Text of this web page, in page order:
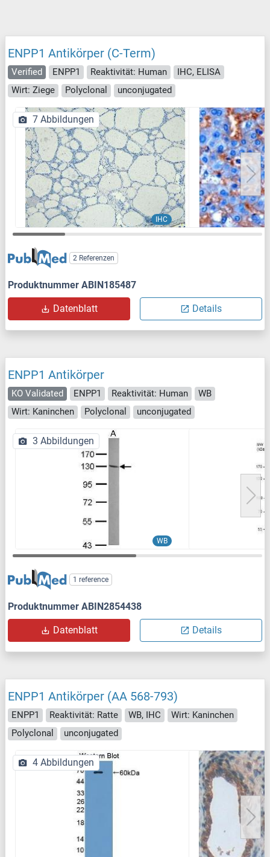
ENPP1 Antikörper (C-Term)
Verified ENPP1 Reaktivität: Human
IHC, ELISA
Wirt: Ziege
Polyclonal unconjugated
IHC
7 Abbildungen
2 Referenzen
Produktnummer ABIN185487
Datenblatt Details
ENPP1 Antikörper
KO Validated ENPP1 Reaktivität: Human
WB
Wirt: Kaninchen
Polyclonal unconjugated
WB
3 Abbildungen
1 reference
Produktnummer ABIN2854438
Datenblatt Details
ENPP1 Antikörper (AA 568-793)
ENPP1 Reaktivität: Ratte WB, IHC
Wirt: Kaninchen
Polyclonal
unconjugated
4 Abbildungen